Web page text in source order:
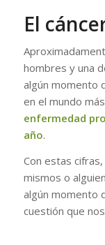
El
hombres y una
algún momento
en el mundo
enfermedad
año.
Con estas
mismos o
algún momento
cuestión que